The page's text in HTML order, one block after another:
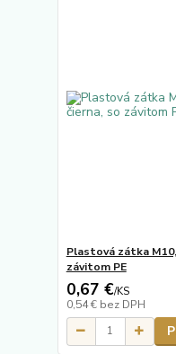
Plastová zátka
závitom PE
0,67 €/KS
0,54 € bez DPH